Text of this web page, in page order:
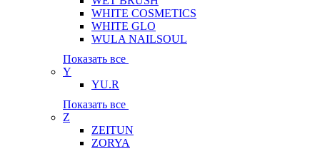
WHITE COSMETICS
WHITE GLO
WULA NAILSOUL
Показать все
Y
YU.R
Показать все
Z
ZEITUN
ZORYA